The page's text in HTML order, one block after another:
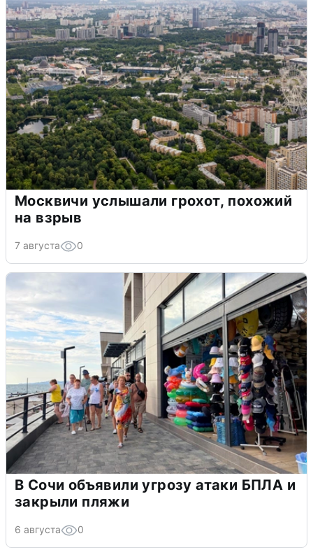
Москвичи услышали грохот, похожий
на взрыв
7 августа 0
В Сочи объявили угрозу атаки БПЛА и
закрыли пляжи
6 августа 0